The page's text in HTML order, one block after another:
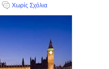
Χωρίς Σχόλια